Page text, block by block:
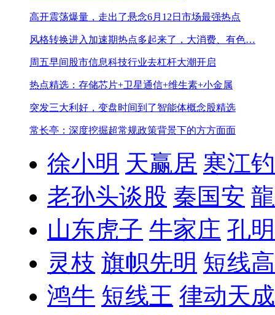
高开震荡爆量，走出了悬念6月12日市场最强热点
风格转换进入加速期热点多起来了，大消费、有色…
周五早间股市信息科技行业去杠杆大潮开启
热点精选：存储芯片+卫星通信+维生素+小金属
突发三大利好，变盘时间到了智能体概念股精选
常长亭：深度挖掘超常规政策背景下的方方面面
徐小明 天赢居 寒江
老孙头谈股 秦国安
山东虎子 牛家庄 孔
灵枝 旗帜先明 短线
鸿牛 短线王 律动天成